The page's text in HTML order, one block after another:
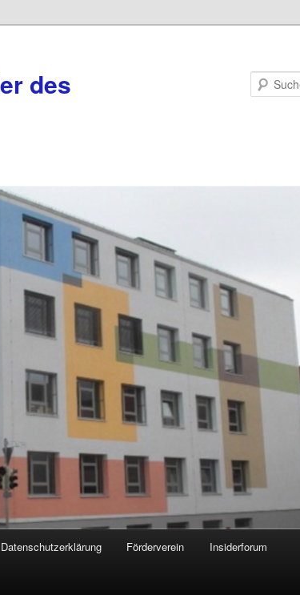
des
Datenschutzerklärung Förderverein Insiderforum